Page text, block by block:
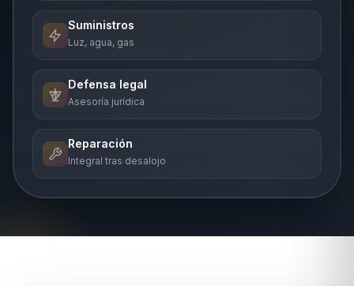
Suministros
Luz, agua, gas
Defensa legal
Asesoría jurídica
Reparación
Integral tras desalojo